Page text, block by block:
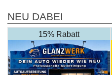
NEU DABEI
15% Rabatt